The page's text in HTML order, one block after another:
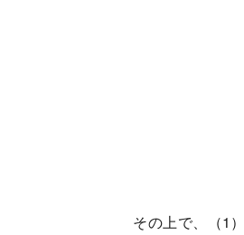
その上で、（1